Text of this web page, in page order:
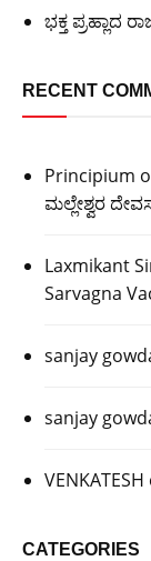
ಭಕ್ತ ಪ್ರಹ್ಲಾದ
RECENT
Principium
ಮಲ್ಲೇಶ್ವರ
Laxmikant
Sarvagna
sanjay
sanjay
VENKATESH
CATEGORIES